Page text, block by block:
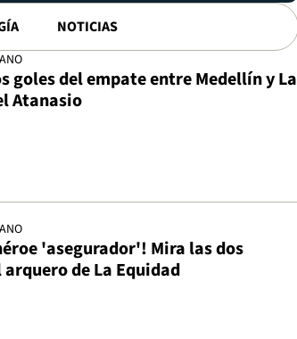
NOTICIAS
goles del empate entre Medellín y La
Atanasio
'asegurador'! Mira las dos
de La Equidad